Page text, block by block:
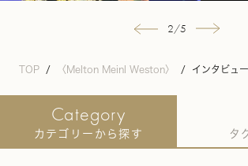
2/5
次
TOP 〈Melton Meinl Weston〉 インタビュ
Category
カテゴリーから探す タ